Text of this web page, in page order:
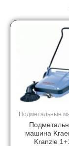
Подметальные
машина
Kranzle